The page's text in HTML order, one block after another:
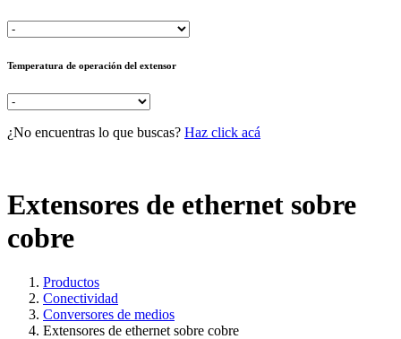
Temperatura de operación del extensor
¿No encuentras lo que buscas? Haz click acá
Extensores de ethernet sobre
cobre
Productos
Conectividad
Conversores de medios
Extensores de ethernet sobre cobre